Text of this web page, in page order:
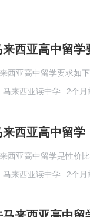
来西亚高中留学
西亚高中留学要求如
马来西亚读中学
2个月
来西亚高中留学
西亚高中留学是性价
马来西亚读中学
2个月